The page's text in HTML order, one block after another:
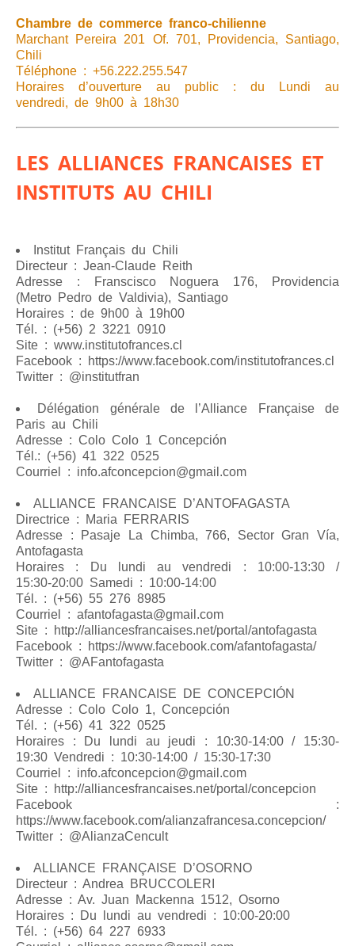
Chambre de commerce franco-chilienne
Marchant Pereira 201 Of. 701, Providencia, Santiago,
Chili
Téléphone : +56.222.255.547
Horaires d’ouverture au public : du Lundi au
vendredi, de 9h00 à 18h30
LES ALLIANCES FRANCAISES ET
INSTITUTS AU CHILI
Institut Français du Chili
Directeur : Jean-Claude Reith
Adresse : Franscisco Noguera 176, Providencia
(Metro Pedro de Valdivia), Santiago
Horaires : de 9h00 à 19h00
Tél. : (+56) 2 3221 0910
Site : www.institutofrances.cl
Facebook : https://www.facebook.com/institutofrances.cl
Twitter : @institutfran
Délégation générale de l’Alliance Française de
Paris au Chili
Adresse : Colo Colo 1 Concepción
Tél.: (+56) 41 322 0525
Courriel : info.afconcepcion@gmail.com
ALLIANCE FRANCAISE D’ANTOFAGASTA
Directrice : Maria FERRARIS
Adresse : Pasaje La Chimba, 766, Sector Gran Vía,
Antofagasta
Horaires : Du lundi au vendredi : 10:00-13:30 /
15:30-20:00 Samedi : 10:00-14:00
Tél. : (+56) 55 276 8985
Courriel : afantofagasta@gmail.com
Site : http://alliancesfrancaises.net/portal/antofagasta
Facebook : https://www.facebook.com/afantofagasta/
Twitter : @AFantofagasta
ALLIANCE FRANCAISE DE CONCEPCIÓN
Adresse : Colo Colo 1, Concepción
Tél. : (+56) 41 322 0525
Horaires : Du lundi au jeudi : 10:30-14:00 / 15:30-
19:30 Vendredi : 10:30-14:00 / 15:30-17:30
Courriel : info.afconcepcion@gmail.com
Site : http://alliancesfrancaises.net/portal/concepcion
Facebook :
https://www.facebook.com/alianzafrancesa.concepcion/
Twitter : @AlianzaCencult
ALLIANCE FRANÇAISE D’OSORNO
Directeur : Andrea BRUCCOLERI
Adresse : Av. Juan Mackenna 1512, Osorno
Horaires : Du lundi au vendredi : 10:00-20:00
Tél. : (+56) 64 227 6933